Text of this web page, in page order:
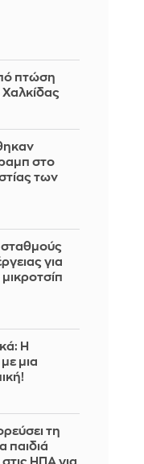
πτώση
στο
των
σταθμούς
για
Η
μια
τη
παιδιά